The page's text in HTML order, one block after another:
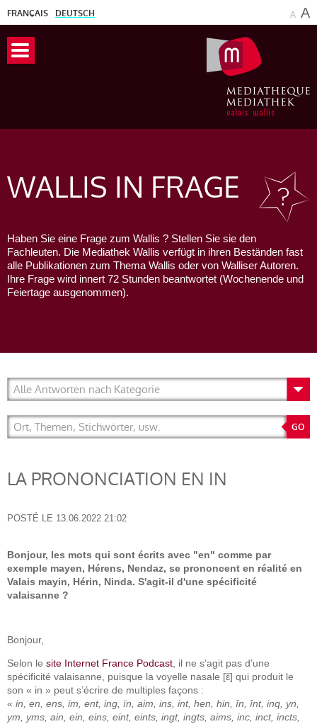
FRANÇAIS DEUTSCH A A
WALLIS IN FRAGE
Haben Sie eine Frage zum Wallis ? Stellen Sie sie den
Fachleuten. Die Mediathek Wallis verfügt in ihren Beständen fast
alle Publikationen zum Thema Wallis oder von Walliser Autoren.
Ihre Frage wird innert 72 Stunden beantwortet (Wochenende und
Feiertage ausgenommen).
LA PRONONCIATION EN IN
POSTÉ LE 13.06.2022 21:02
Bonjour, les mots qui sont écrits avec "en" comme par
exemple mayen, Hérens, Nendaz, se prononcent en réalité en
Valais mayin, Hérin, Ninda. S'agit-il d'une spécificité
valaisanne ?
Bonjour,
Selon le site Internet France Podcast , il ne s’agit pas d’une
spécificité valaisanne, puisque la voyelle nasale [ɛ̃] qui produit le
son « in » peut s’écrire de multiples façons :
« in, en, ens, im, ent, ing, ïn, aim, ins, int, hen, hin, în, înt, inq, yn,
ym, yms, ain, ein, eins, eint, eints, ingt, ingts, aims, inc, inct, incts,